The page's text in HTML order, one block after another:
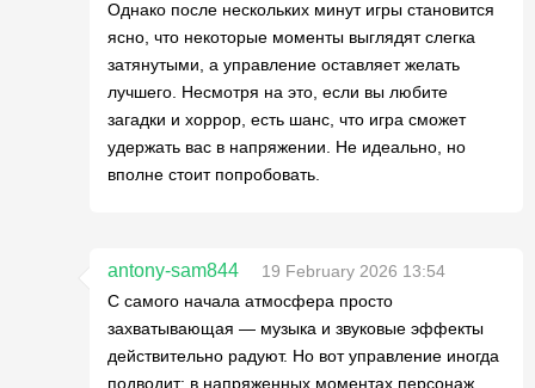
Однако после нескольких минут игры становится
ясно, что некоторые моменты выглядят слегка
затянутыми, а управление оставляет желать
лучшего. Несмотря на это, если вы любите
загадки и хоррор, есть шанс, что игра сможет
удержать вас в напряжении. Не идеально, но
вполне стоит попробовать.
antony-sam844
19 February 2026 13:54
С самого начала атмосфера просто
захватывающая — музыка и звуковые эффекты
действительно радуют. Но вот управление иногда
подводит: в напряженных моментах персонаж